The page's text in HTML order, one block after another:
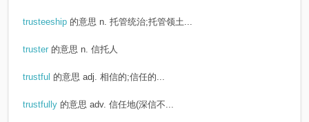
trusteeship 的意思 n. 托管统治;托管领土...
truster 的意思 n. 信托人
trustful 的意思 adj. 相信的;信任的...
trustfully 的意思 adv. 信任地(深信不...